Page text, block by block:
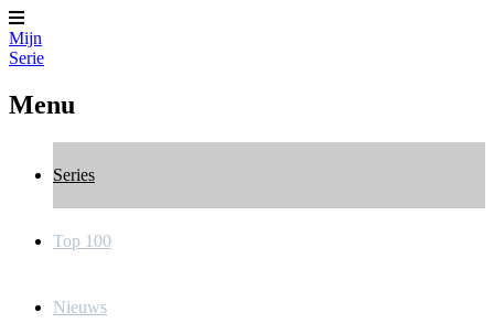
Mijn
Serie
Menu
Series
Top 100
Nieuws